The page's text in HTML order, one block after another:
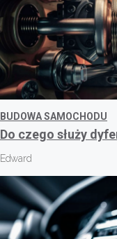
BUDOWA SAMOCHODU
Do czego służy
Edward